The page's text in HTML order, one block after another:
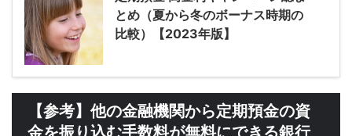
とめ（夏から冬のボーナス時期の
比較）【2023年版】
【参考】他の金融機関から定期預金の資
金を振り込む手数料が無料にできる銀行